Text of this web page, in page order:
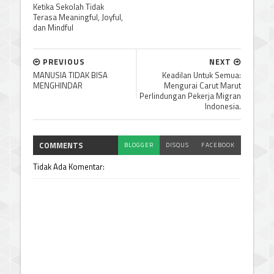
Ketika Sekolah Tidak
Terasa Meaningful, Joyful,
dan Mindful
NEXT
Keadilan Untuk Semua:
Mengurai Carut Marut
Perlindungan Pekerja Migran
Indonesia.
PREVIOUS
MANUSIA TIDAK BISA
MENGHINDAR
COMMENTS BLOGGER DISQUS FACEBOOK
Tidak Ada Komentar: